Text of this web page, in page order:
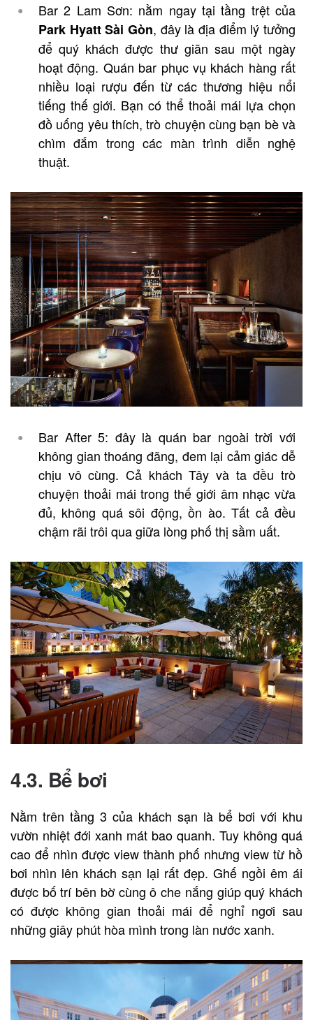
Bar 2 Lam Sơn: nằm ngay tại tầng trệt của
Park Hyatt Sài Gòn, đây là địa điểm lý tưởng
để quý khách được thư giãn sau một ngày
hoạt động. Quán bar phục vụ khách hàng rất
nhiều loại rượu đến từ các thương hiệu nổi
tiếng thế giới. Bạn có thể thoải mái lựa chọn
đồ uống yêu thích, trò chuyện cùng bạn bè và
chìm đắm trong các màn trình diễn nghệ
thuật.
Bar After 5: đây là quán bar ngoài trời với
không gian thoáng đãng, đem lại cảm giác dễ
chịu vô cùng. Cả khách Tây và ta đều trò
chuyện thoải mái trong thế giới âm nhạc vừa
đủ, không quá sôi động, ồn ào. Tất cả đều
chậm rãi trôi qua giữa lòng phố thị sầm uất.
4.3. Bể bơi
Nằm trên tầng 3 của khách sạn là bể bơi với khu
vườn nhiệt đới xanh mát bao quanh. Tuy không quá
cao để nhìn được view thành phố nhưng view từ hồ
bơi nhìn lên khách sạn lại rất đẹp. Ghế ngồi êm ái
được bố trí bên bờ cùng ô che nắng giúp quý khách
có được không gian thoải mái để nghỉ ngơi sau
những giây phút hòa mình trong làn nước xanh.